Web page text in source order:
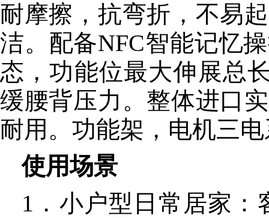
耐摩擦，抗弯折，不易
洁。配备NFC智能记忆
态，功能位最大伸展总
缓腰背压力。整体进口
耐用。功能架，电机三
使用场景
1．小户型日常居家：